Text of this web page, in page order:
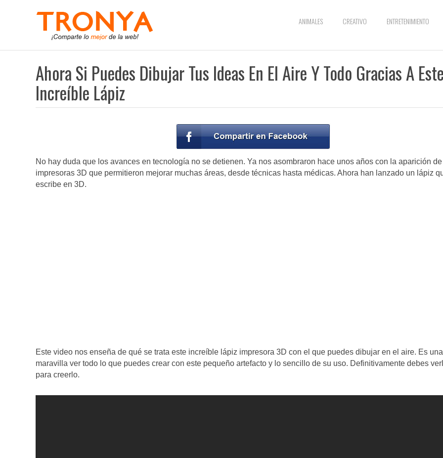
ANIMALES CREATIVO ENTRETENIMIENTO
Ahora Si Puedes Dibujar Tus Ideas En El Aire Y Todo Gracias A
Increíble Lápiz
No hay duda que los avances en tecnología no se detienen. Ya nos asombraron hace unos años con la aparición
impresoras 3D que permitieron mejorar muchas áreas, desde técnicas hasta médicas. Ahora han lanzado un lápiz
escribe en 3D.
Este video nos enseña de qué se trata este increíble lápiz impresora 3D con el que puedes dibujar en el aire. Es una
maravilla ver todo lo que puedes crear con este pequeño artefacto y lo sencillo de su uso. Definitivamente debes
para creerlo.